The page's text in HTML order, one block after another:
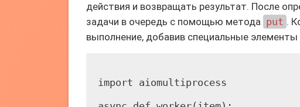
действия и возвращать результат. После
задачи в очередь с помощью метода put .
выполнение, добавив специальные
import aiomultiprocess